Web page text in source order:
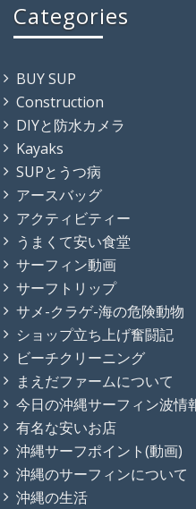
Categories
BUY SUP
Construction
DIYと防水カメラ
Kayaks
SUPとうつ病
アースバッグ
アクティビティー
うまくて安い食堂
サーフィン動画
サーフトリップ
サメ-クラゲ-海の危険動物
ショップ立ち上げ奮闘記
ビーチクリーニング
まえだファームについて
今日の沖縄サーフィン波
有名な安いお店
沖縄サーフポイント(動画)
沖縄のサーフィンについて
沖縄の生活